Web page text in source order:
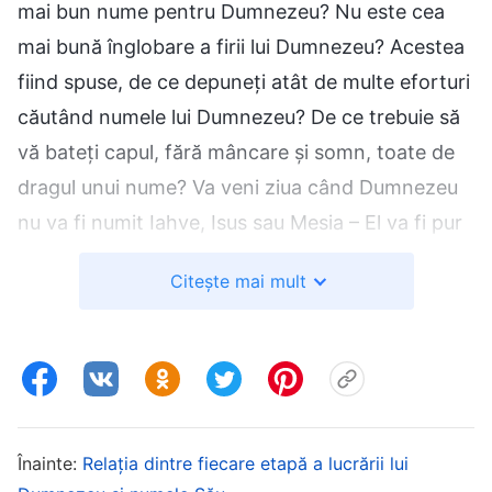
mai bun nume pentru Dumnezeu? Nu este cea
mai bună înglobare a firii lui Dumnezeu? Acestea
fiind spuse, de ce depuneți atât de multe eforturi
căutând numele lui Dumnezeu? De ce trebuie să
vă bateți capul, fără mâncare și somn, toate de
dragul unui nume? Va veni ziua când Dumnezeu
nu va fi numit Iahve, Isus sau Mesia – El va fi pur
pe care El le-a avut pe pământ se vor sfârși, căci
care numele Sale nu vor mai exista. Când toate
numele intră sub stăpânirea Creatorului, ce
nevoie are El de un nume foarte corespunzător,
totuși incomplet? Cauți încă numele lui
Citește mai mult
Înainte: Relația dintre fiecare etapă a lucrării lui